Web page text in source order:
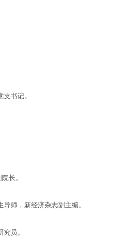
支书记。
长。
师，新经济杂志副主编。
究员。